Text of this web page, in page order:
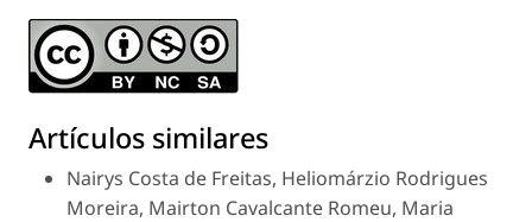
Artículos similares
Nairys Costa de Freitas, Heliomárzio Rodrigues
Moreira, Mairton Cavalcante Romeu, Maria